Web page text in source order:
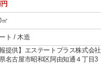
ト / 木造
報提供】エステートプラス株式会社
名古屋市昭和区阿由知通４丁目3